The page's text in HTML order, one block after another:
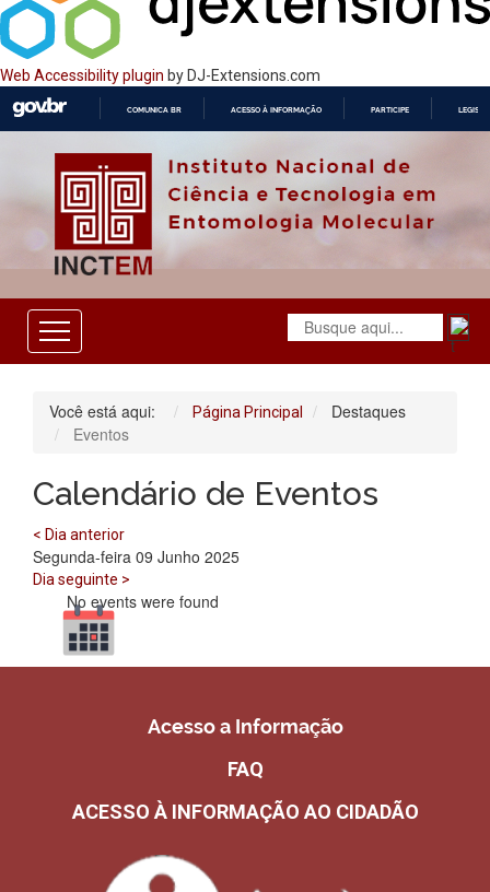
Web Accessibility plugin by DJ-Extensions.com
O
COMUNICA BR ACESSO À INFORMAÇÃO PARTICIPE
Você está aqui: Página Principal
Destaques
Eventos
Calendário de Eventos
< Dia anterior
Segunda-feira 09 Junho 2025
Dia seguinte >
No events were found
Acesso a Informação
FAQ
ACESSO À INFORMAÇÃO AO CIDADÃO